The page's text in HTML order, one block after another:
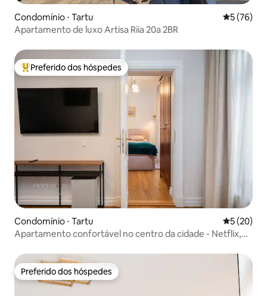
Condomínio ⋅ Tartu 5 de uma
5 (76)
Apartamento de luxo Artisa Riia 20a 2BR
Entre os melhores preferidos dos hóspedes
Preferido dos hóspedes
Condomínio ⋅ Tartu 5 de uma
5 (20)
Apartamento confortável no centro da cidade - Netflix,
Preferido dos hóspedes
Preferido dos hóspedes